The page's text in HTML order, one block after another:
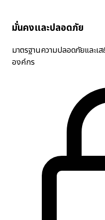
มั่นคงและปลอดภัย
มาตรฐานความปลอดภัยและเ
องค์กร